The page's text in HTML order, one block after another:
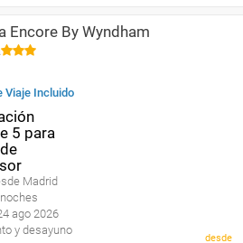
Encore By Wyndham
Viaje Incluido
Madrid
ago 2026
y desayuno
desde